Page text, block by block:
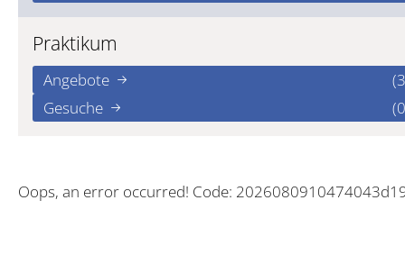
Praktikum
Angebote
Gesuche
Oops, an error occurred! Code: